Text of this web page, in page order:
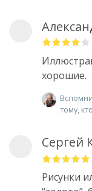
хорошие.
тому,
Сергей
Рисунки